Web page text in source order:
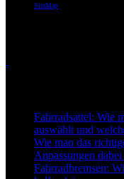
SiteMap
Fahrradsattel: Wie
auswählt und
Wie man das
Anpassungen
Fahrradbremsen: